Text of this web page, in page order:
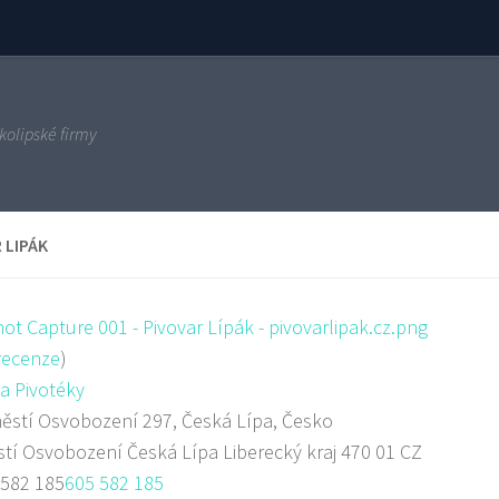
firmy
LIPÁK
)
Pivotéky
Osvobození 297, Česká Lípa, Česko
Osvobození Česká Lípa Liberecký kraj 470 01 CZ
185605 582 185